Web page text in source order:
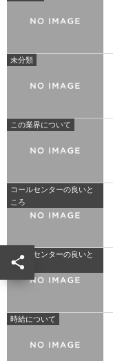
未分類
この業界について
コールセンターの良いと
ころ
コールセンターの良いと
ころ
時給について